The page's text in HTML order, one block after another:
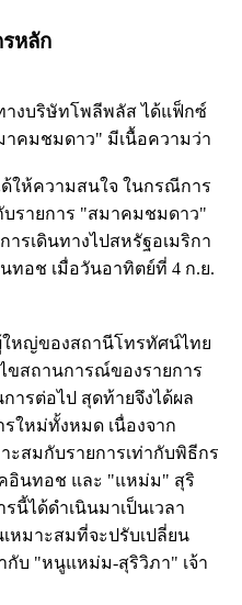
รหลัก
างบริษัทโพลีพลัส ได้แฟ็กซ์
าคมชมดาว" มีเนื้อความว่า
ให้ความสนใจ ในกรณีการ
บรายการ "สมาคมชมดาว"
รเดินทางไปสหรัฐอเมริกา
อช เมื่อวันอาทิตย์ที่ 4 ก.ย.
หญ่ของสถานีโทรทัศน์ไทย
ขสถานการณ์ของรายการ
ารต่อไป สุดท้ายจึงได้ผล
ใหม่ทั้งหมด เนื่องจาก
ะสมกับรายการเท่ากับพิธีกร
อินทอช และ "แหม่ม" สุริ
นี้ได้ดำเนินมาเป็นเวลา
เหมาะสมที่จะปรับเปลี่ยน
กับ "หนูแหม่ม-สุริวิภา" เจ้า